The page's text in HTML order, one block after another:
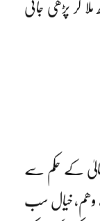
کر پڑھی جاتی
کے حکم سے
وھم، خیال سب